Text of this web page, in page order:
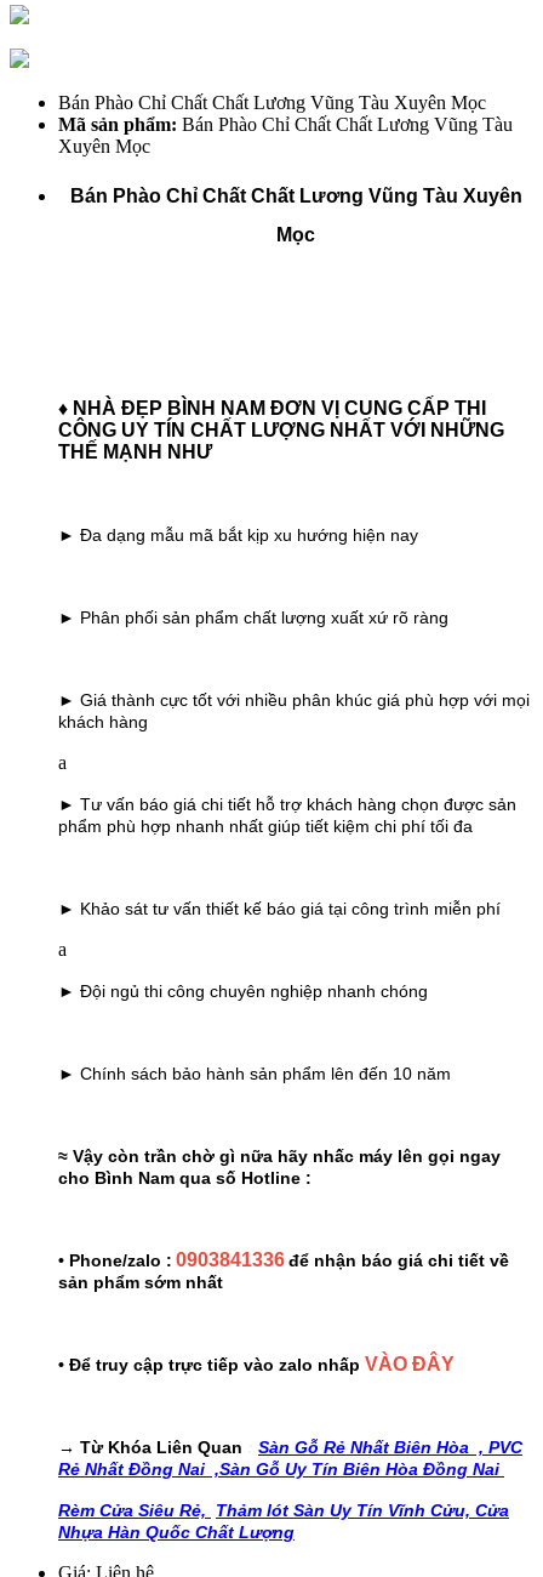
Bán Phào Chỉ Chất Chất Lương Vũng Tàu Xuyên Mọc
Mã sản phẩm: Bán Phào Chỉ Chất Chất Lương Vũng Tàu
Xuyên Mọc
Bán Phào Chỉ Chất Chất Lương Vũng Tàu Xuyên
Mọc
♦ NHÀ ĐẸP BÌNH NAM ĐƠN VỊ CUNG CẤP THI
CÔNG UY TÍN CHẤT LƯỢNG NHẤT VỚI NHỮNG
THẾ MẠNH NHƯ
► Đa dạng mẫu mã bắt kịp xu hướng hiện nay
► Phân phối sản phẩm chất lượng xuất xứ rõ ràng
► Giá thành cực tốt với nhiều phân khúc giá phù hợp với mọi
khách hàng
a
► Tư vấn báo giá chi tiết hỗ trợ khách hàng chọn được sản
phẩm phù hợp nhanh nhất giúp tiết kiệm chi phí tối đa
► Khảo sát tư vấn thiết kế báo giá tại công trình miễn phí
a
► Đội ngủ thi công chuyên nghiệp nhanh chóng
► Chính sách bảo hành sản phẩm lên đến 10 năm
≈ Vậy còn trần chờ gì nữa hãy nhấc máy lên gọi ngay
cho Bình Nam qua số Hotline :
• Phone/zalo : 0903841336để nhận báo giá chi tiết về
sản phẩm sớm nhất
• Để truy cập trực tiếp vào zalo nhấp VÀO ĐÂY
→ Từ Khóa Liên Quan Sàn Gỗ Rẻ Nhất Biên Hòa , PVC
Rẻ Nhất Đồng Nai ,Sàn Gỗ Uy Tín Biên Hòa Đồng Nai
Rèm Cửa Siêu Rẻ, Thảm lót Sàn Uy Tín Vĩnh Cửu, Cửa
Nhựa Hàn Quốc Chất Lượng
Giá: Liên hệ